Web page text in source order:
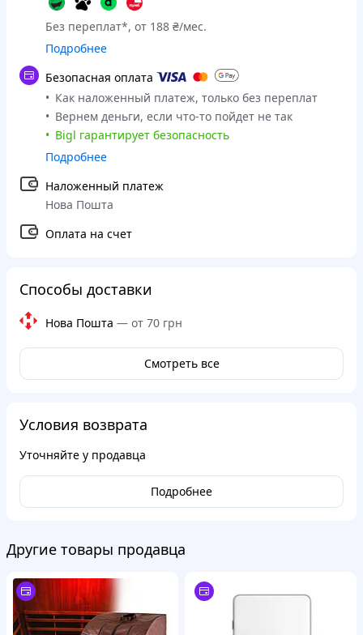
Без переплат*, от 188 ₴/мес.
Подробнее
Безопасная оплата
Как наложенный платеж, только без переплат
Вернем деньги, если что-то пойдет не так
Bigl гарантирует безопасность
Подробнее
Наложенный платеж
Нова Пошта
Оплата на счет
Способы доставки
Нова Пошта — от 70 грн
Смотреть все
Условия возврата
Уточняйте у продавца
Подробнее
Другие товары продавца